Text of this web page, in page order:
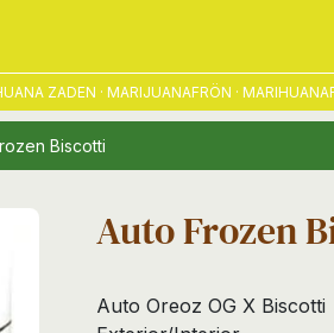
· MARIJUANAFRÖN ·
Biscotti
Auto Frozen
Auto Oreoz OG X Biscotti